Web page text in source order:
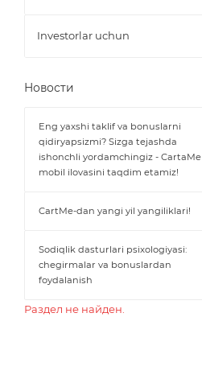
Investorlar uchun
Новости
Eng yaxshi taklif va bonuslarni
qidiryapsizmi? Sizga tejashda
ishonchli yordamchingiz - CartaMe
mobil ilovasini taqdim etamiz!
CartMe-dan yangi yil yangiliklari!
Sodiqlik dasturlari psixologiyasi:
chegirmalar va bonuslardan
foydalanish
Раздел не найден.